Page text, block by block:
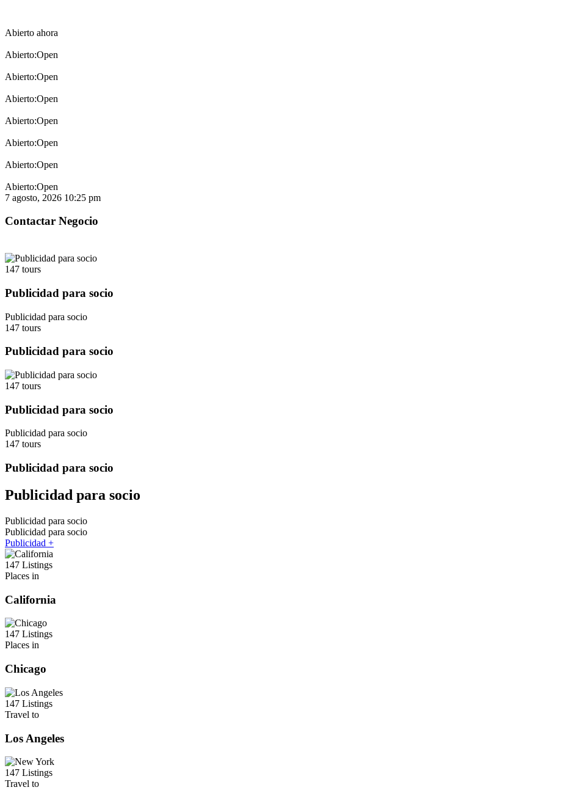
−
Open
Open
Open
Open
Open
Open
Open
7 agosto, 2026 10:25 pm
147 tours
Publicidad para socio
Publicidad para socio
147 tours
Publicidad para socio
147 tours
Publicidad para socio
Publicidad para socio
147 tours
Publicidad para socio
Publicidad para socio
Publicidad para socio
Publicidad para socio
Publicidad +
147 Listings
Places in
California
147 Listings
Places in
Chicago
147 Listings
Travel to
Los Angeles
147 Listings
Travel to